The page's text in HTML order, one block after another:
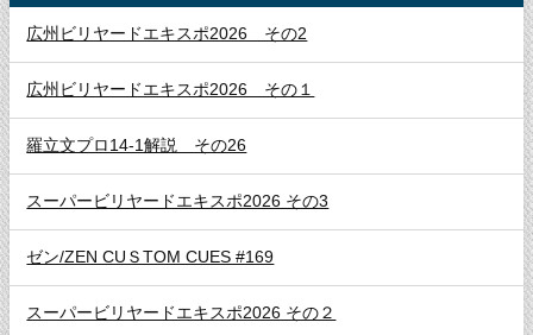
広州ビリヤードエキスポ2026 その2
広州ビリヤードエキスポ2026 その１
羅立文プロ14-1解説 その26
スーパービリヤードエキスポ2026 その3
ゼン/ZEN CUＳTOM CUES #169
スーパービリヤードエキスポ2026 その２